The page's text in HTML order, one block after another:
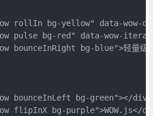
rollIn bg-yellow" data-wow-
pulse bg-red" data-wow-
bounceInRight bg-blue">轻量级
bounceInLeft bg-green"></div>
flipInX bg-purple">WOW.js</